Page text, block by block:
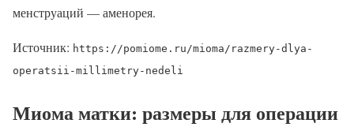
менструаций — аменорея.
Источник: https://pomiome.ru/mioma/razmery-dlya-
operatsii-millimetry-nedeli
Миома матки: размеры для операции